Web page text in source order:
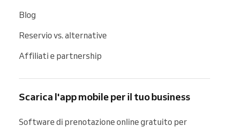
Blog
Reservio vs. alternative
Affiliati e partnership
Scarica l'app mobile per il tuo business
Software di prenotazione online gratuito per